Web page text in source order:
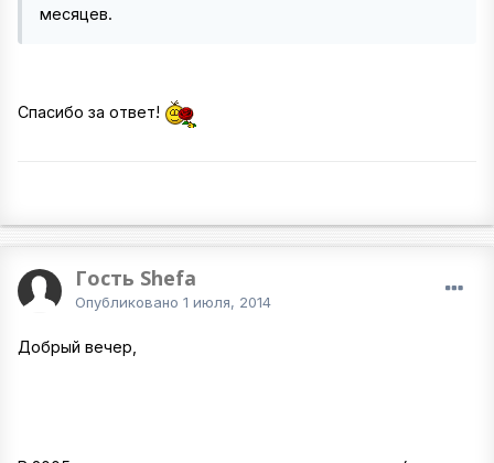
месяцев.
Спасибо за ответ!
Гость Shefa
Опубликовано 1 июля, 2014
Добрый вечер,